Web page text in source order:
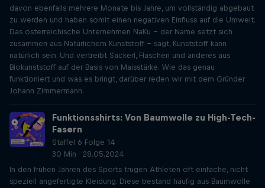
davon ebenfalls mehrere Monate bis Jahre, um vollständig abgebaut
zu werden und haben somit einen negativen Einfluss auf die Umwelt.
Das österreichische Unternehmen NaKu – der Name setzt sich
zusammen aus Natürlichem Kunststoff – sagt, Kunststoff kann
natürlich sein. Und vertreibt Sackerl, Flaschen und anderes aus
Biokunststoff auf der Basis von Maisstärke. Wie das genau
funktioniert und was es bringt, darüber reden wir mit dem Gründer
Johann Zimmermann.
Funktionsshirts: Von Baumwolle zu High-Tech-
Fasern
Staffel 6 Folge 14
30 Min · 28.05.2024
In den frühen Jahren des Sports trugen Athleten oft einfache, nicht
speziell angefertigte Kleidung. Diese bestand häufig aus Baumwolle